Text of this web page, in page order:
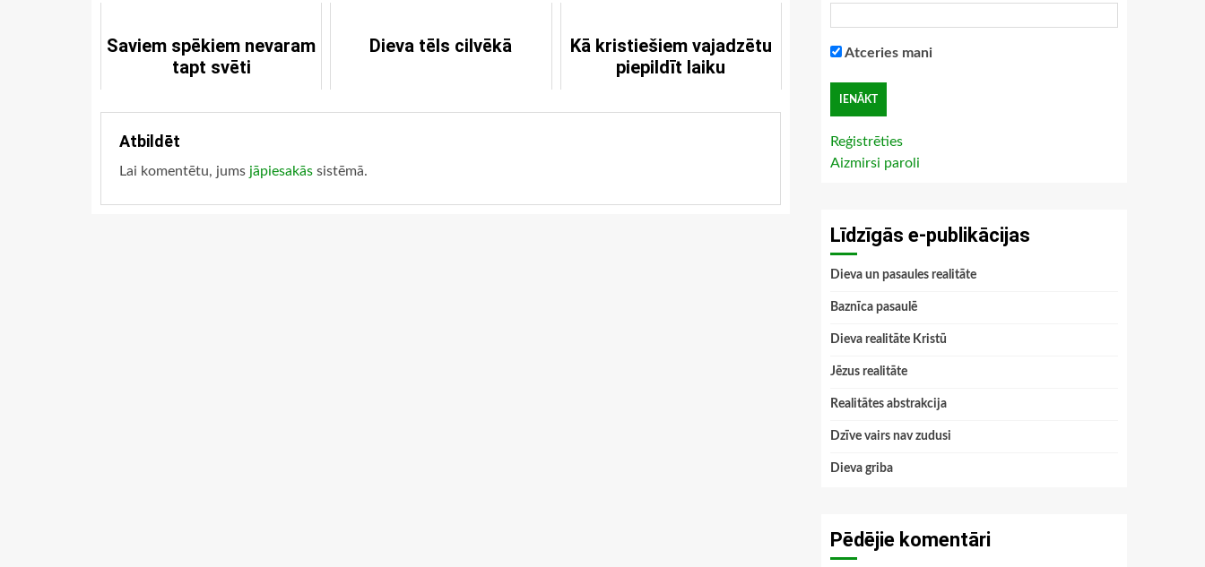
Saviem spēkiem nevaram
tapt svēti
Dieva tēls cilvēkā
Kā kristiešiem vajadzētu
piepildīt laiku
Atbildēt
Lai komentētu, jums jāpiesakās sistēmā.
Atceries mani
Reģistrēties
Aizmirsi paroli
Līdzīgās e-publikācijas
Dieva un pasaules realitāte
Baznīca pasaulē
Dieva realitāte Kristū
Jēzus realitāte
Realitātes abstrakcija
Dzīve vairs nav zudusi
Dieva griba
Pēdējie komentāri